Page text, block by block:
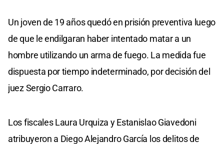
Un joven de 19 años quedó en prisión preventiva luego
de que le endilgaran haber intentado matar a un
hombre utilizando un arma de fuego. La medida fue
dispuesta por tiempo indeterminado, por decisión del
juez Sergio Carraro.
Los fiscales Laura Urquiza y Estanislao Giavedoni
atribuyeron a Diego Alejandro García los delitos de